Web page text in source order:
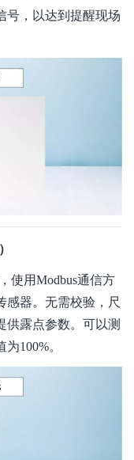
号，以达到提醒现场
使用Modbus通信方
感器。无需校验，尺
供露点参数。可以测
100%。